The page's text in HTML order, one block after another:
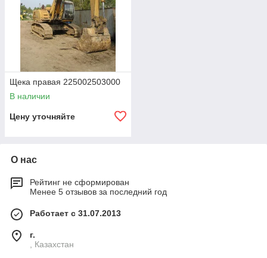
Щека правая 225002503000
В наличии
Цену уточняйте
О нас
Рейтинг не сформирован
Менее 5 отзывов за последний год
Работает с 31.07.2013
г.
, Казахстан